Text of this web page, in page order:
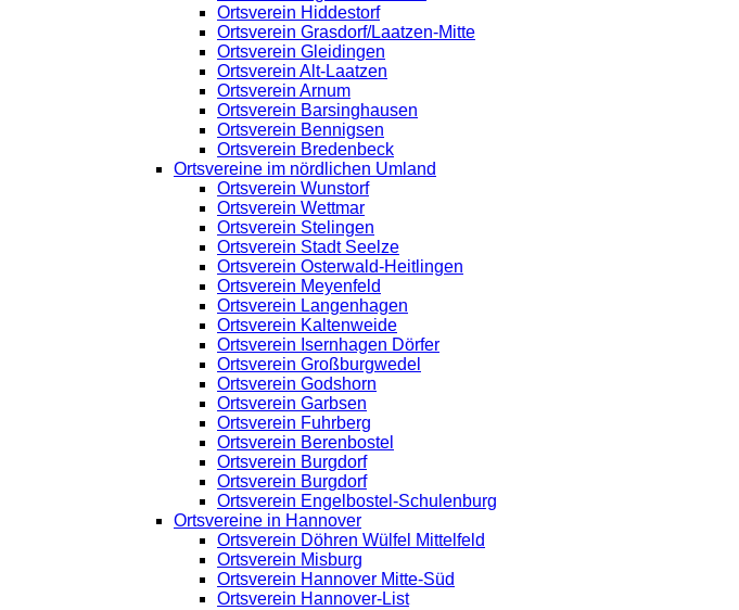
Ortsverein Hiddestorf
Ortsverein Grasdorf/Laatzen-Mitte
Ortsverein Gleidingen
Ortsverein Alt-Laatzen
Ortsverein Arnum
Ortsverein Barsinghausen
Ortsverein Bennigsen
Ortsverein Bredenbeck
Ortsvereine im nördlichen Umland
Ortsverein Wunstorf
Ortsverein Wettmar
Ortsverein Stelingen
Ortsverein Stadt Seelze
Ortsverein Osterwald-Heitlingen
Ortsverein Meyenfeld
Ortsverein Langenhagen
Ortsverein Kaltenweide
Ortsverein Isernhagen Dörfer
Ortsverein Großburgwedel
Ortsverein Godshorn
Ortsverein Garbsen
Ortsverein Fuhrberg
Ortsverein Berenbostel
Ortsverein Burgdorf
Ortsverein Burgdorf
Ortsverein Engelbostel-Schulenburg
Ortsvereine in Hannover
Ortsverein Döhren Wülfel Mittelfeld
Ortsverein Misburg
Ortsverein Hannover Mitte-Süd
Ortsverein Hannover-List